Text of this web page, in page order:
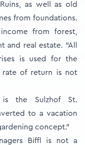
as well as old
from foundations.
from forest,
and real estate. “All
is used for the
rate of return is not
the Sulzhof St.
to a vacation
concept.”
Biffl is not a